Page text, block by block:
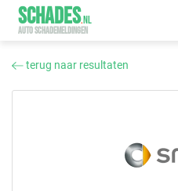
SCHADES.NL
AUTO SCHADEMELDINGEN
terug naar resultaten